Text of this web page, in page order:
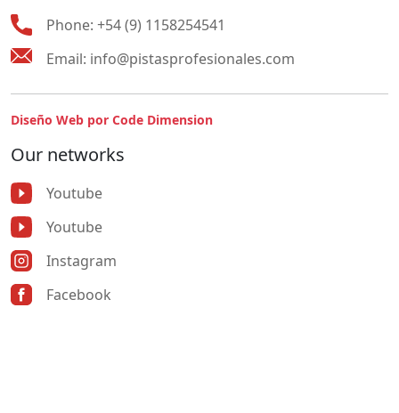
Phone: +54 (9) 1158254541
Email: info@pistasprofesionales.com
Diseño Web por Code Dimension
Our networks
Youtube
Youtube
Instagram
Facebook